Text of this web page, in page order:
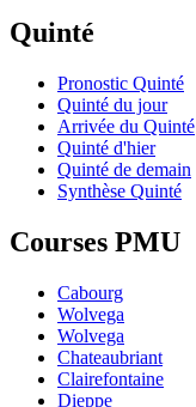
Quinté
Pronostic Quinté
Quinté du jour
Arrivée du Quinté
Quinté d'hier
Quinté de demain
Synthèse Quinté
Courses PMU
Cabourg
Wolvega
Wolvega
Chateaubriant
Clairefontaine
Dieppe